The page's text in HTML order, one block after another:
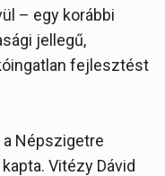
– egy korábbi
jellegű,
fejlesztést
Népszigetre
Vitézy Dávid